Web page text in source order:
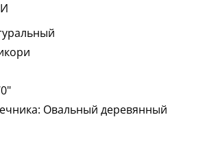
Овальный деревянный